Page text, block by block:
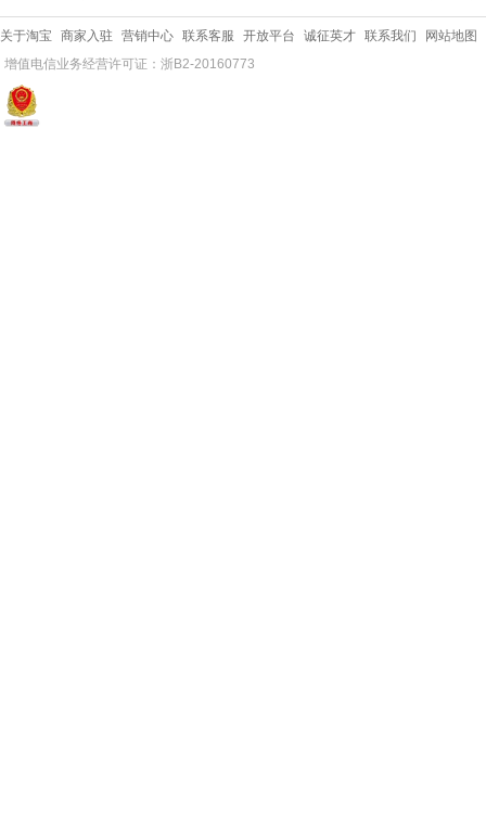
关于淘宝 商家入驻 营销中心 联系客服 开放平台 诚征英才 联系我们
网站地图
增值电信业务经营许可证：浙B2-20160773